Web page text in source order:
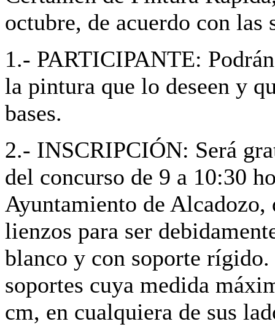
octubre, de acuerdo con las
1.- PARTICIPANTE:
la pintura que lo deseen y
bases.
2.- INSCRIPCIÓN: Será
del concurso de 9 a 10:30
Ayuntamiento de Alcadozo,
lienzos para ser
blanco y con soporte rígido.
soportes cuya medida
cm, en cualquiera de sus